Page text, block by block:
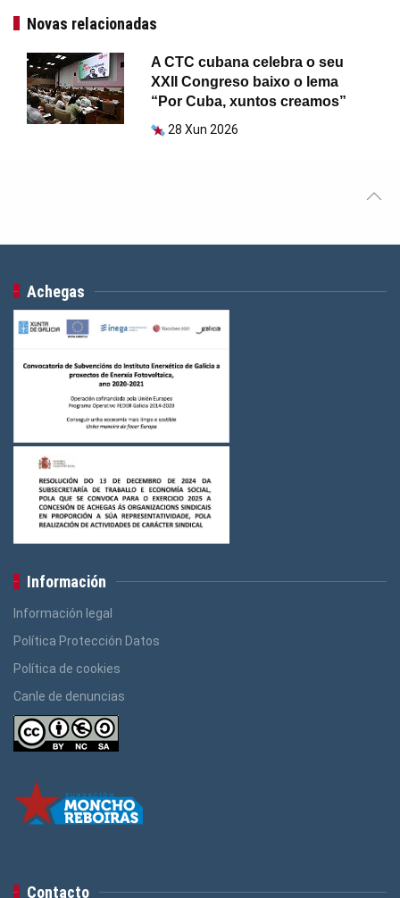
Novas relacionadas
A CTC cubana celebra o seu
XXII Congreso baixo o lema
“Por Cuba, xuntos creamos”
28 Xun 2026
Achegas
Información
Información legal
Política Protección Datos
Política de cookies
Canle de denuncias
Contacto